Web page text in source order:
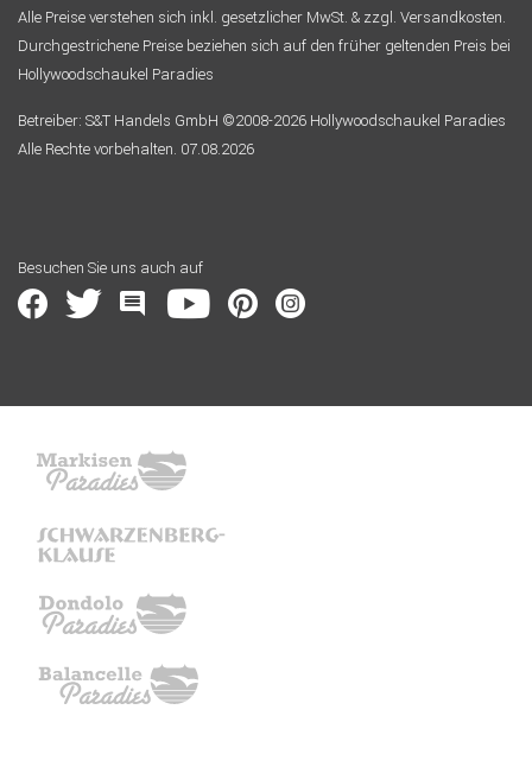
Alle Preise verstehen sich inkl. gesetzlicher MwSt. & zzgl. Versandkosten.
Durchgestrichene Preise beziehen sich auf den früher geltenden Preis bei
Hollywoodschaukel Paradies
Betreiber: S&T Handels GmbH ©2008-2026 Hollywoodschaukel Paradies
Alle Rechte vorbehalten. 07.08.2026
Besuchen Sie uns auch auf